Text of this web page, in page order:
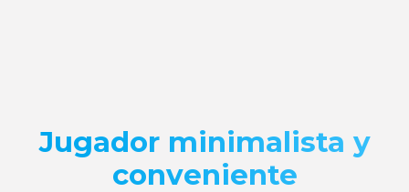
Jugador minimalista y
conveniente